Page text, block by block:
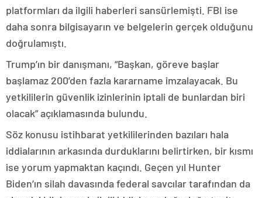
platformları da ilgili haberleri sansürlemişti. FBI ise
daha sonra bilgisayarın ve belgelerin gerçek olduğunu
doğrulamıştı.
Trump’ın bir danışmanı, “Başkan, göreve başlar
başlamaz 200’den fazla kararname imzalayacak. Bu
yetkililerin güvenlik izinlerinin iptali de bunlardan biri
olacak” açıklamasında bulundu.
Söz konusu istihbarat yetkililerinden bazıları hala
iddialarının arkasında durduklarını belirtirken, bir kısmı
ise yorum yapmaktan kaçındı. Geçen yıl Hunter
Biden’ın silah davasında federal savcılar tarafından da